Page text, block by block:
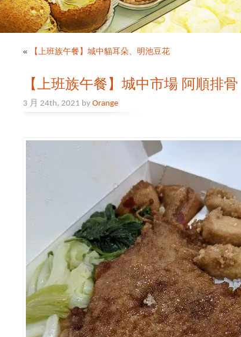
« 【上班族午餐】城中貓耳朵、明池豆花
【上班族午餐】城中市場 阿順排骨
3 月 24th, 2021 byOrange